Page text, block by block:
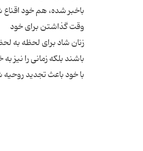
زنان شاد برای لحظه به
باشند بلکه زمانی را